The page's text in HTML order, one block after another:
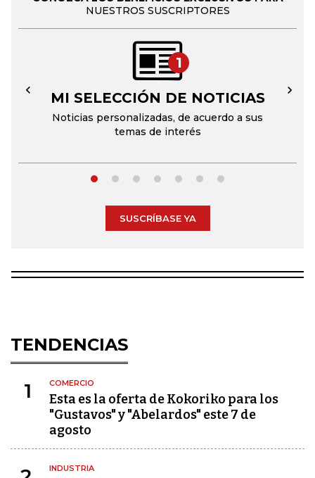
NUESTROS SUSCRIPTORES
1
MI SELECCIÓN DE NOTICIAS
Noticias personalizadas, de acuerdo a sus
temas de interés
← →
SUSCRÍBASE YA
TENDENCIAS
1 COMERCIO
Esta es la oferta de Kokoriko para los
"Gustavos" y "Abelardos" este 7 de
agosto
INDUSTRIA